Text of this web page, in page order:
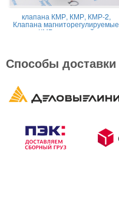
клапана КМР, КМР, КМР-2,
Клапана магниторегулируемые
КМР жидкостной
Способы доставки